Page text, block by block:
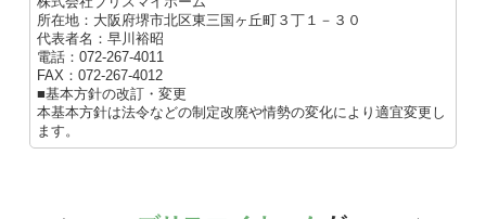
所在地：大阪府堺市北区東三国ヶ丘町３丁１－３０
代表者名：早川裕昭
電話：072-267-4011
FAX：072-267-4012
■基本方針の改訂・変更
本基本方針は法令などの制定改廃や情勢の変化により適宜変更し
ます。